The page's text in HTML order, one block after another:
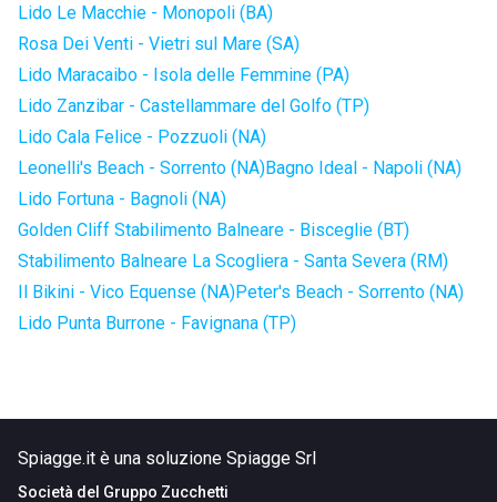
Lido Le Macchie - Monopoli (BA)
Rosa Dei Venti - Vietri sul Mare (SA)
Lido Maracaibo - Isola delle Femmine (PA)
Lido Zanzibar - Castellammare del Golfo (TP)
Lido Cala Felice - Pozzuoli (NA)
Leonelli's Beach - Sorrento (NA)Bagno Ideal - Napoli (NA)
Lido Fortuna - Bagnoli (NA)
Golden Cliff Stabilimento Balneare - Bisceglie (BT)
Stabilimento Balneare La Scogliera - Santa Severa (RM)
Il Bikini - Vico Equense (NA)Peter's Beach - Sorrento (NA)
Lido Punta Burrone - Favignana (TP)
Spiagge.it è una soluzione Spiagge Srl
Società del Gruppo Zucchetti